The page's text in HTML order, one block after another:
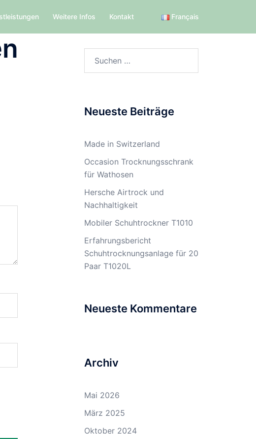
Weitere Infos Kontakt Français
Neueste Beiträge
Made in Switzerland
Occasion Trocknungsschrank
für Wathosen
Hersche Airtrock und
Nachhaltigkeit
Mobiler Schuhtrockner T1010
Erfahrungsbericht
Schuhtrocknungsanlage für 20
Paar T1020L
Neueste Kommentare
Archiv
Mai 2026
März 2025
Oktober 2024